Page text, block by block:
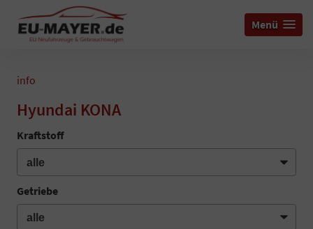
Menü
info
Hyundai KONA
Kraftstoff
Getriebe